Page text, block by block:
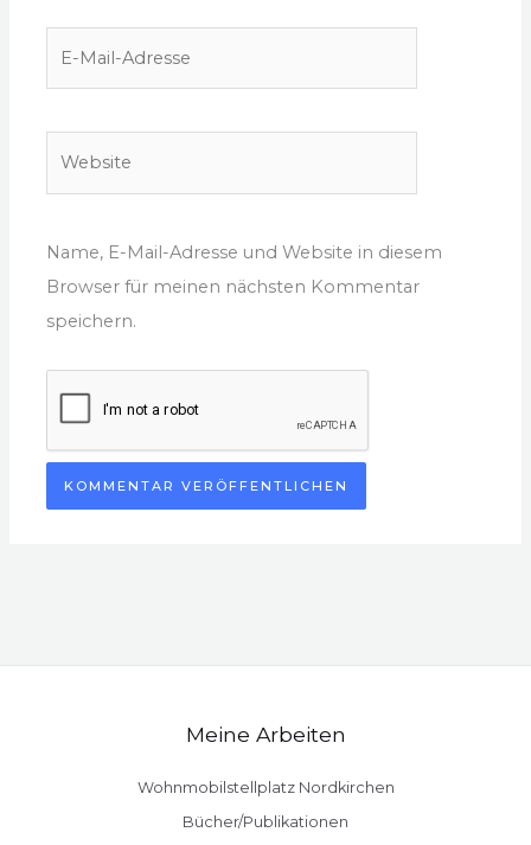
Name, E-Mail-Adresse und Website in diesem
Browser für meinen nächsten Kommentar
speichern.
Meine Arbeiten
Wohnmobilstellplatz Nordkirchen
Bücher/Publikationen